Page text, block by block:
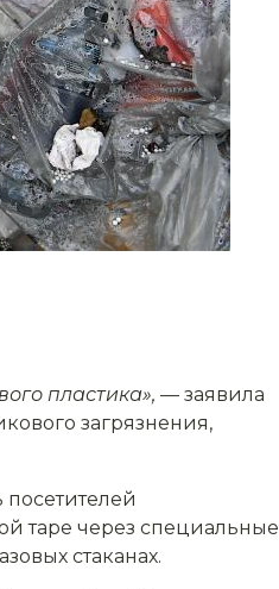
пластика», — заявила
загрязнения,
таре через специальные
стаканах.